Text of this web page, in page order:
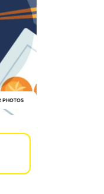
PHOTOS